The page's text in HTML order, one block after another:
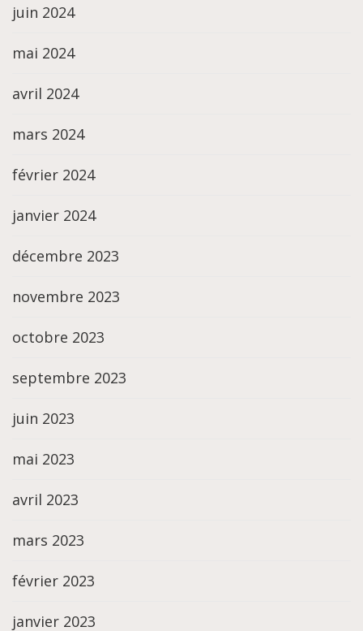
juin 2024
mai 2024
avril 2024
mars 2024
février 2024
janvier 2024
décembre 2023
novembre 2023
octobre 2023
septembre 2023
juin 2023
mai 2023
avril 2023
mars 2023
février 2023
janvier 2023